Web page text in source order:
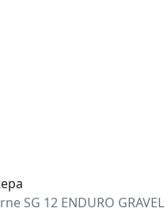
SG 12 ENDURO GRAVEL